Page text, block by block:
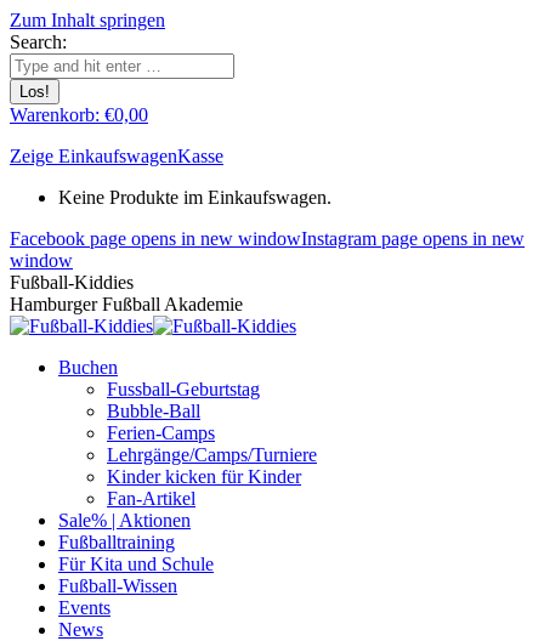
Zum Inhalt springen
Search:
Warenkorb: €0,00
Zeige EinkaufswagenKasse
Keine Produkte im Einkaufswagen.
Facebook page opens in new windowInstagram page opens in new
window
Fußball-Kiddies
Hamburger Fußball Akademie
Buchen
Fussball-Geburtstag
Bubble-Ball
Ferien-Camps
Lehrgänge/Camps/Turniere
Kinder kicken für Kinder
Fan-Artikel
Sale% | Aktionen
Fußballtraining
Für Kita und Schule
Fußball-Wissen
Events
News